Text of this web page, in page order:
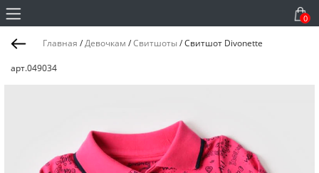
0
Главная /Девочкам /Свитшоты/Свитшот Divonette
арт.049034